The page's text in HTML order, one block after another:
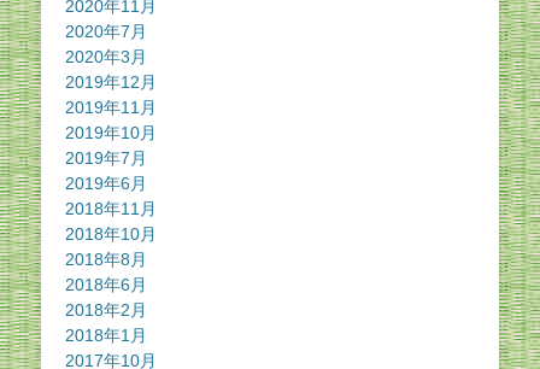
2020年11月
2020年7月
2020年3月
2019年12月
2019年11月
2019年10月
2019年7月
2019年6月
2018年11月
2018年10月
2018年8月
2018年6月
2018年2月
2018年1月
2017年10月